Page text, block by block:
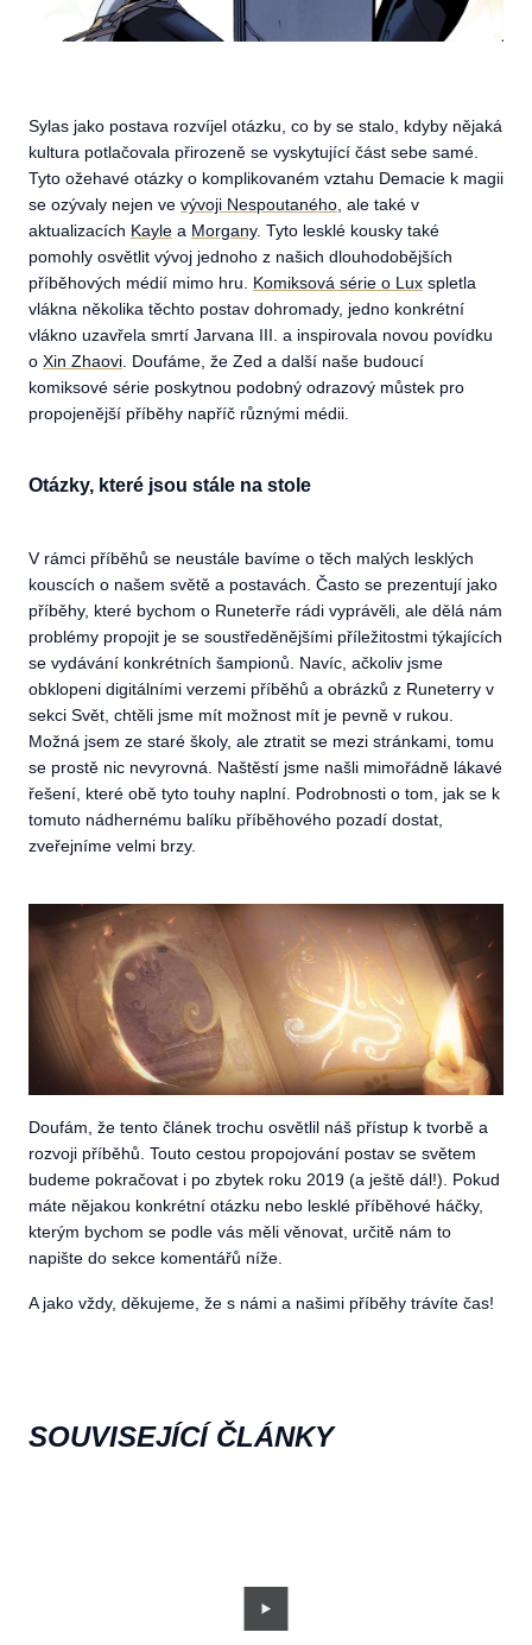
Sylas jako postava rozvíjel otázku, co by se stalo, kdyby nějaká
kultura potlačovala přirozeně se vyskytující část sebe samé.
Tyto ožehavé otázky o komplikovaném vztahu Demacie k magii
se ozývaly nejen ve vývoji Nespoutaného , ale také v
aktualizacích Kayle a Morgany. Tyto lesklé kousky také
pomohly osvětlit vývoj jednoho z našich dlouhodobějších
příběhových médií mimo hru. Komiksová série o Lux spletla
vlákna několika těchto postav dohromady, jedno konkrétní
vlákno uzavřela smrtí Jarvana III. a inspirovala novou povídku
o Xin Zhaovi . Doufáme, že Zed a další naše budoucí
komiksové série poskytnou podobný odrazový můstek pro
propojenější příběhy napříč různými médii.
Otázky, které jsou stále na stole
V rámci příběhů se neustále bavíme o těch malých lesklých
kouscích o našem světě a postavách. Často se prezentují jako
příběhy, které bychom o Runeterře rádi vyprávěli, ale dělá nám
problémy propojit je se soustředěnějšími příležitostmi týkajících
se vydávání konkrétních šampionů. Navíc, ačkoliv jsme
obklopeni digitálními verzemi příběhů a obrázků z Runeterry v
sekci Svět, chtěli jsme mít možnost mít je pevně v rukou.
Možná jsem ze staré školy, ale ztratit se mezi stránkami, tomu
se prostě nic nevyrovná. Naštěstí jsme našli mimořádně lákavé
řešení, které obě tyto touhy naplní. Podrobnosti o tom, jak se k
tomuto nádhernému balíku příběhového pozadí dostat,
zveřejníme velmi brzy.
Doufám, že tento článek trochu osvětlil náš přístup k tvorbě a
rozvoji příběhů. Touto cestou propojování postav se světem
budeme pokračovat i po zbytek roku 2019 (a ještě dál!). Pokud
máte nějakou konkrétní otázku nebo lesklé příběhové háčky,
kterým bychom se podle vás měli věnovat, určitě nám to
napište do sekce komentářů níže.
A jako vždy, děkujeme, že s námi a našimi příběhy trávíte čas!
SOUVISEJÍCÍ ČLÁNKY